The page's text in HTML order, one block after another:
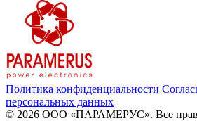
Политика конфиденциальности
персональных данных
© 2026 ООО «ПАРАМЕРУС». Все